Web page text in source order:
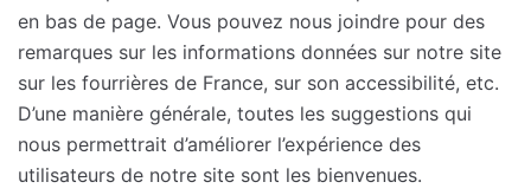
en bas de page. Vous pouvez nous joindre pour des
remarques sur les informations données sur notre site
sur les fourrières de France, sur son accessibilité, etc.
D’une manière générale, toutes les suggestions qui
nous permettrait d’améliorer l’expérience des
utilisateurs de notre site sont les bienvenues.